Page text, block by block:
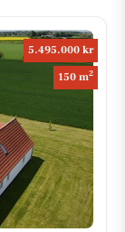
5.495.000 kr
150 m2